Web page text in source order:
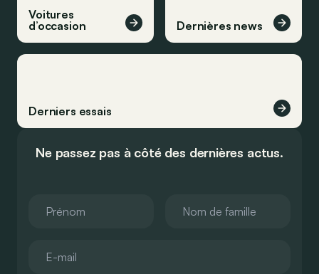
Voitures
d’occasion
Dernières news
Derniers essais
Ne passez pas à côté des dernières actus.